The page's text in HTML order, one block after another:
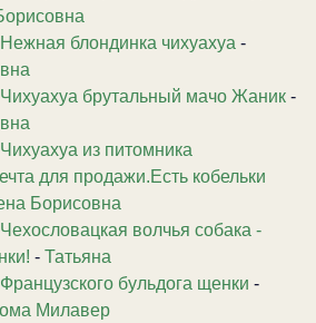
Нежная блондинка чихуахуа -
Чихуахуа брутальный мачо Жаник -
Чихуахуа из питомника
для продажи.Есть кобельки
Борисовна
Чехословацкая волчья собака -
- Татьяна
Французского бульдога щенки -
Милавер